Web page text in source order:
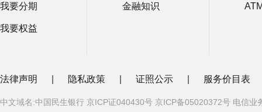
我要分期
我要权益
金融知识
法律声明 隐私政策 证照公示 服务价目表
中文域名:中国民生银行 京ICP证040430号 京ICP备05020372号 电信业